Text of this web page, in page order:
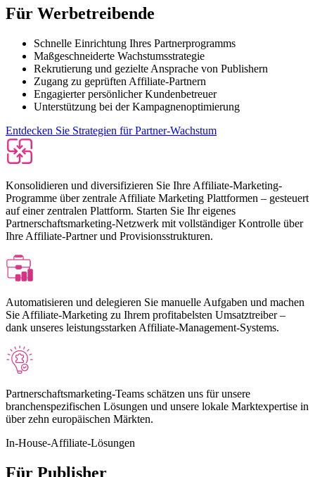
Für Werbetreibende
Schnelle Einrichtung Ihres Partnerprogramms
Maßgeschneiderte Wachstumsstrategie
Rekrutierung und gezielte Ansprache von Publishern
Zugang zu geprüften Affiliate-Partnern
Engagierter persönlicher Kundenbetreuer
Unterstützung bei der Kampagnenoptimierung
Entdecken Sie Strategien für Partner-Wachstum
Konsolidieren und diversifizieren Sie Ihre Affiliate-Marketing-
Programme über zentrale Affiliate Marketing Plattformen – gesteuert
auf einer zentralen Plattform. Starten Sie Ihr eigenes
Partnerschaftsmarketing-Netzwerk mit vollständiger Kontrolle über
Ihre Affiliate-Partner und Provisionsstrukturen.
Automatisieren und delegieren Sie manuelle Aufgaben und machen
Sie Affiliate-Marketing zu Ihrem profitabelsten Umsatztreiber –
dank unseres leistungsstarken Affiliate-Management-Systems.
Partnerschaftsmarketing-Teams schätzen uns für unsere
branchenspezifischen Lösungen und unsere lokale Marktexpertise in
über zehn europäischen Märkten.
In-House-Affiliate-Lösungen
Für Publisher